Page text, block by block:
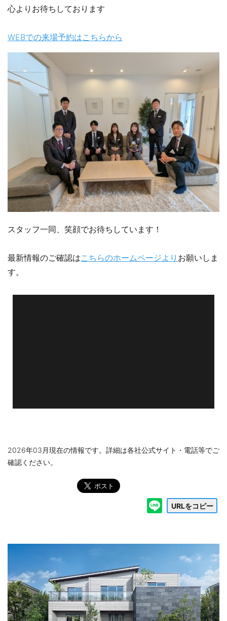
心よりお待ちしております
WEBでの来場予約はこちらから
スタッフ一同、笑顔でお待ちしています！
最新情報のご確認はこちらのホームページより お願いしま
す。
2026年03月現在の情報です。詳細は各社公式サイト・電話等でご
確認ください。
URLをコピー